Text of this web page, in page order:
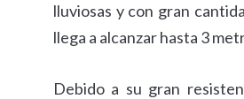
lluviosas y con gran
llega a alcanzar hasta 3
Debido a su gran